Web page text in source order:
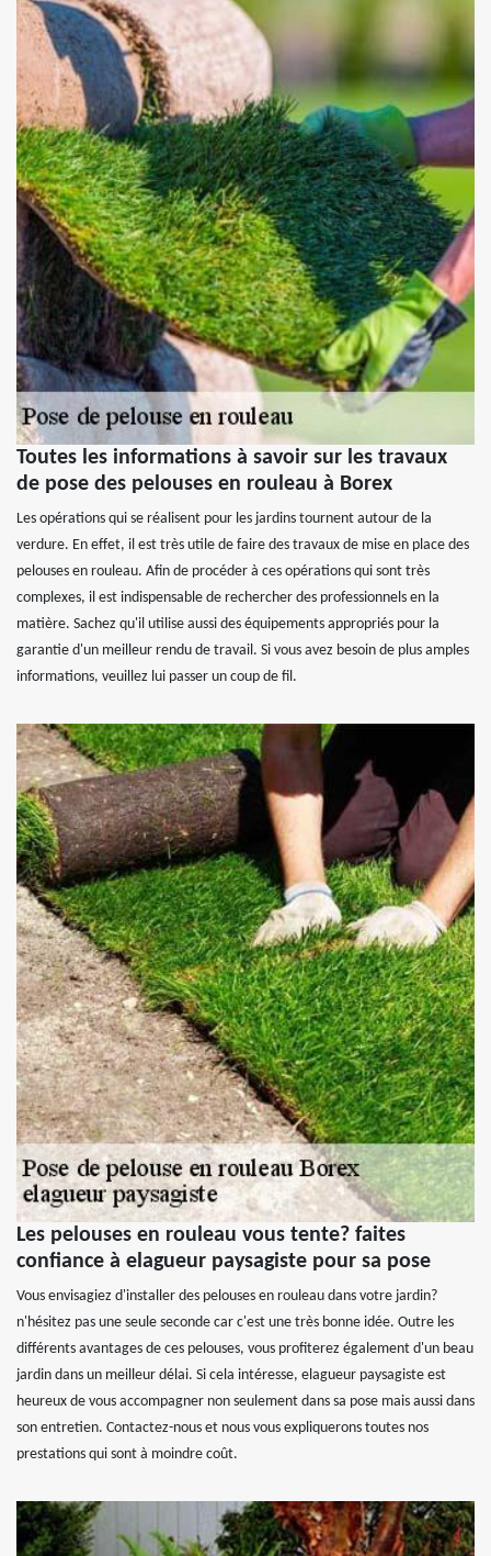
Toutes les informations à savoir sur les travaux
de pose des pelouses en rouleau à Borex
Les opérations qui se réalisent pour les jardins tournent autour de la
verdure. En effet, il est très utile de faire des travaux de mise en place des
pelouses en rouleau. Afin de procéder à ces opérations qui sont très
complexes, il est indispensable de rechercher des professionnels en la
matière. Sachez qu'il utilise aussi des équipements appropriés pour la
garantie d'un meilleur rendu de travail. Si vous avez besoin de plus amples
informations, veuillez lui passer un coup de fil.
Les pelouses en rouleau vous tente? faites
confiance à elagueur paysagiste pour sa pose
Vous envisagiez d'installer des pelouses en rouleau dans votre jardin?
n'hésitez pas une seule seconde car c'est une très bonne idée. Outre les
différents avantages de ces pelouses, vous profiterez également d'un beau
jardin dans un meilleur délai. Si cela intéresse, elagueur paysagiste est
heureux de vous accompagner non seulement dans sa pose mais aussi dans
son entretien. Contactez-nous et nous vous expliquerons toutes nos
prestations qui sont à moindre coût.